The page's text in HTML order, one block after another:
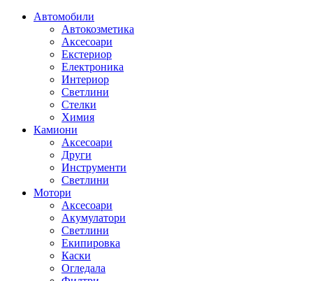
Автомобили
Автокозметика
Аксесоари
Екстериор
Електроника
Интериор
Светлини
Стелки
Химия
Камиони
Аксесоари
Други
Инструменти
Светлини
Мотори
Аксесоари
Акумулатори
Светлини
Екипировка
Каски
Огледала